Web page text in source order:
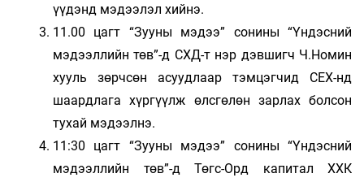
үүдэнд мэдээлэл хийнэ.
11.00 цагт “Зууны мэдээ” сонины “Үндэсний
мэдээллийн төв”-д СХД-т нэр дэвшигч Ч.Номин
хууль зөрчсөн асуудлаар тэмцэгчид СЕХ-нд
шаардлага хүргүүлж өлсгөлөн зарлах болсон
тухай мэдээлнэ.
11:30 цагт “Зууны мэдээ” сонины “Үндэсний
мэдээллийн төв”-д Төгс-Орд капитал ХХК